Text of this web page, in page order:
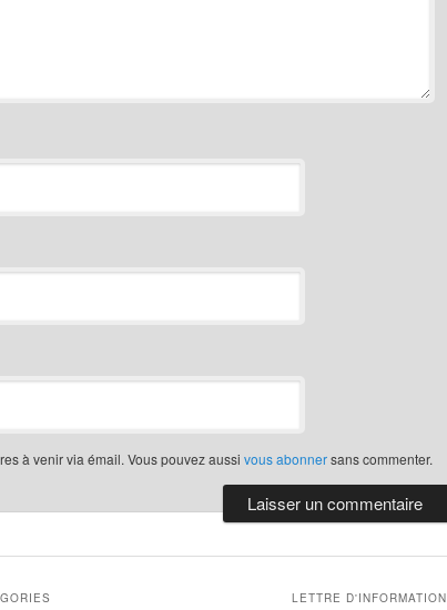
à venir via émail. Vous pouvez aussi vous abonnersans commenter.
LETTRE D'INFORMATION